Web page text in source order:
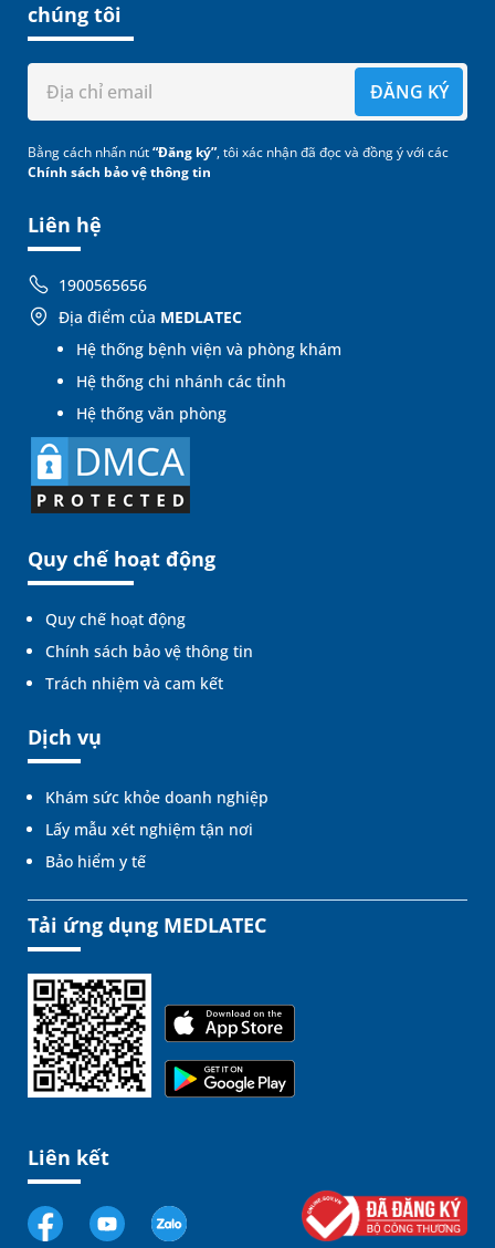
Liên hệ
1900565656
Địa điểm của MEDLATEC
Hệ thống bệnh viện và phòng khám
Hệ thống chi nhánh các tỉnh
Hệ thống văn phòng
Quy chế hoạt động
Quy chế hoạt động
Chính sách bảo vệ thông tin
Trách nhiệm và cam kết
Dịch vụ
Khám sức khỏe doanh nghiệp
Lấy mẫu xét nghiệm tận nơi
Bảo hiểm y tế
chúng tôi
ĐĂNG KÝ
Bằng cách nhấn nút“Đăng ký”, tôi xác nhận đã đọc và đồng ý với các
Chính sách bảo vệ thông tin
Tải ứng dụng MEDLATEC
Liên kết